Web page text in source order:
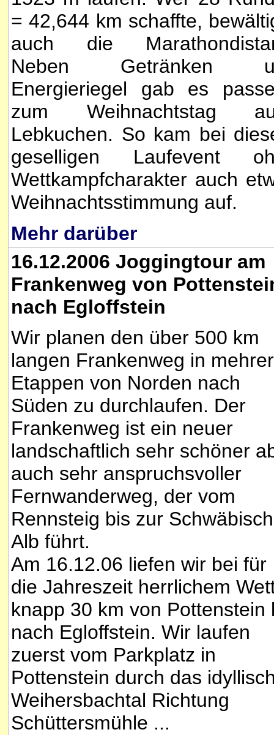
= 42,644 km schaffte,
auch die
Neben Getränken
Energieriegel gab es
zum Weihnachtstag
Lebkuchen. So kam bei
geselligen Laufevent
Wettkampfcharakter auch
Weihnachtsstimmung auf.
Mehr darüber
16.12.2006 Joggingtour am
Frankenweg von
nach Egloffstein
Wir planen den über 500 km
langen Frankenweg in
Etappen von Norden nach
Süden zu durchlaufen. Der
Frankenweg ist ein neuer
landschaftlich sehr schöner
auch sehr anspruchsvoller
Fernwanderweg, der vom
Rennsteig bis zur
Alb führt.
Am 16.12.06 liefen wir bei für
die Jahreszeit herrlichem
knapp 30 km von Pottenstein
nach Egloffstein. Wir laufen
zuerst vom Parkplatz in
Pottenstein durch das
Weihersbachtal Richtung
Schüttersmühle ...